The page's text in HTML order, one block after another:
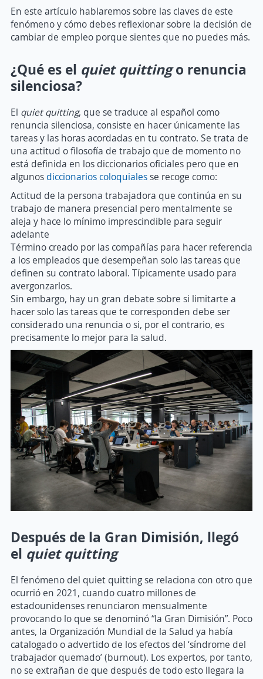
En este artículo hablaremos sobre las claves de este
fenómeno y cómo debes reflexionar sobre la decisión de
cambiar de empleo porque sientes que no puedes más.
¿Qué es el quiet quittingo renuncia
silenciosa?
El quiet quitting, que se traduce al español como
renuncia silenciosa, consiste en hacer únicamente las
tareas y las horas acordadas en tu contrato. Se trata de
una actitud o filosofía de trabajo que de momento no
está definida en los diccionarios oficiales pero que en
algunosdiccionarios coloquialesse recoge como:
Actitud de la persona trabajadora que continúa en su
trabajo de manera presencial pero mentalmente se
aleja y hace lo mínimo imprescindible para seguir
adelante
Término creado por las compañías para hacer referencia
a los empleados que desempeñan solo las tareas que
definen su contrato laboral. Típicamente usado para
avergonzarlos.
Sin embargo, hay un gran debate sobre si limitarte a
hacer solo las tareas que te corresponden debe ser
considerado una renuncia o si, por el contrario, es
precisamente lo mejor para la salud.
Después de la Gran Dimisión, llegó
el quiet quitting
El fenómeno del quiet quitting se relaciona con otro que
ocurrió en 2021, cuando cuatro millones de
estadounidenses renunciaron mensualmente
provocando lo que se denominó “la Gran Dimisión”. Poco
antes, la Organización Mundial de la Salud ya había
catalogado o advertido de los efectos del ‘síndrome del
trabajador quemado’ (burnout). Los expertos, por tanto,
no se extrañan de que después de todo esto llegara la